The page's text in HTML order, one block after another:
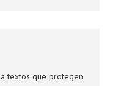
textos que protegen